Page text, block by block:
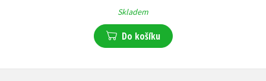
Skladem
Do košíku